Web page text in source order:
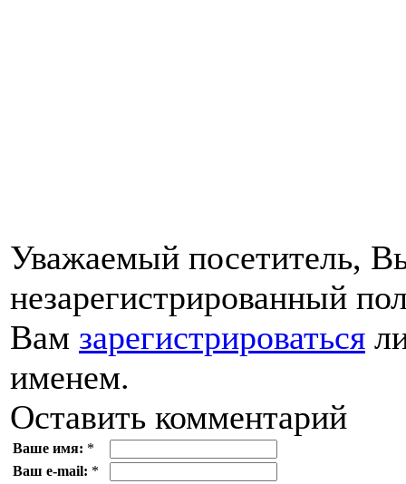
Уважаемый посетитель,
незарегистрированный
Вам зарегистрироваться
именем.
Оставить комментарий
Ваше имя: *
Ваш e-mail: *